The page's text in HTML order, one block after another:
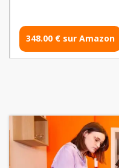
348.00 € sur Amazon